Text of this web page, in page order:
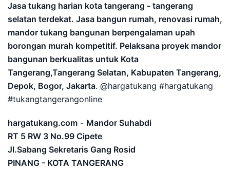
Jasa tukang harian kota tangerang - tangerang
selatan terdekat. Jasa bangun rumah, renovasi rumah,
mandor tukang bangunan berpengalaman upah
borongan murah kompetitif. Pelaksana proyek mandor
bangunan berkualitas untuk Kota
Tangerang,Tangerang Selatan, Kabupaten Tangerang,
Depok, Bogor, Jakarta. @hargatukang #hargatukang
#tukangtangerangonline
hargatukang.com - Mandor Suhabdi
RT 5 RW 3 No.99 Cipete
Jl.Sabang Sekretaris Gang Rosid
PINANG - KOTA TANGERANG